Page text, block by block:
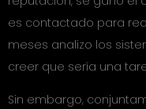
es contactado para
meses analizo los
creer que sería una
Sin embargo,